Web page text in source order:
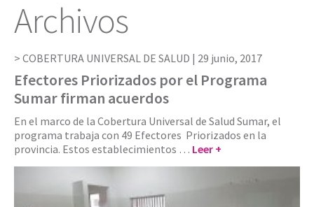
Archivos
COBERTURA UNIVERSAL DE SALUD | 29 junio, 2017
Efectores Priorizados por el Programa
Sumar firman acuerdos
En el marco de la Cobertura Universal de Salud Sumar, el
programa trabaja con 49 Efectores Priorizados en la
provincia. Estos establecimientos … Leer +